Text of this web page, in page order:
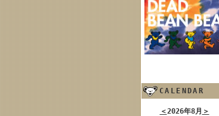
CALENDAR
＜2026年8月 ＞